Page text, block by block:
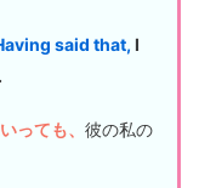
said that, I
っても、 彼の私の